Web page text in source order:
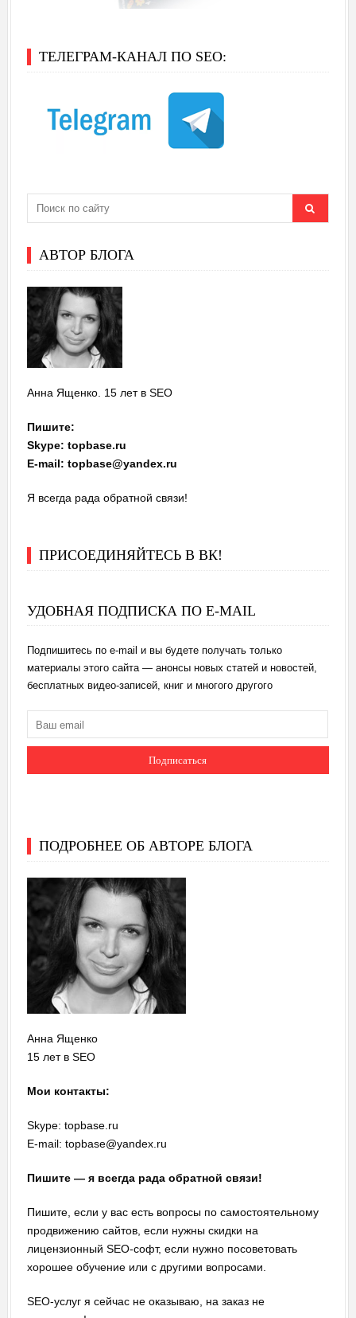
ТЕЛЕГРАМ-КАНАЛ ПО SEO:
АВТОР БЛОГА
Анна Ященко. 15 лет в SEO
Пишите:
Skype: topbase.ru
E-mail: topbase@yandex.ru
Я всегда рада обратной связи!
ПРИСОЕДИНЯЙТЕСЬ В ВК!
УДОБНАЯ ПОДПИСКА ПО E-MAIL
Подпишитесь по e-mail и вы будете получать только
материалы этого сайта — анонсы новых статей и новостей,
бесплатных видео-записей, книг и многого другого
ПОДРОБНЕЕ ОБ АВТОРЕ БЛОГА
Анна Ященко
15 лет в SEO
Мои контакты:
Skype: topbase.ru
E-mail: topbase@yandex.ru
Пишите — я всегда рада обратной связи!
Пишите, если у вас есть вопросы по самостоятельному
продвижению сайтов, если нужны скидки на
лицензионный SEO-софт, если нужно посоветовать
хорошее обучение или с другими вопросами.
SEO-услуг я сейчас не оказываю, на заказ не